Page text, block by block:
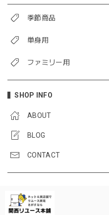
季節商品
単身用
ファミリー用
SHOP INFO
ABOUT
BLOG
CONTACT